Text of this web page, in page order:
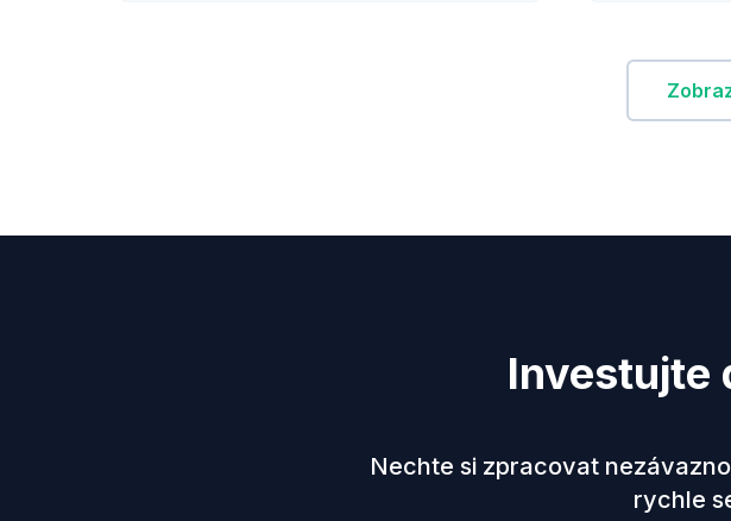
Investujte
Nechte si zpracovat
rychle